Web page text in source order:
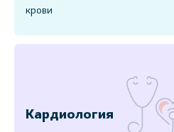
крови
Кардиология